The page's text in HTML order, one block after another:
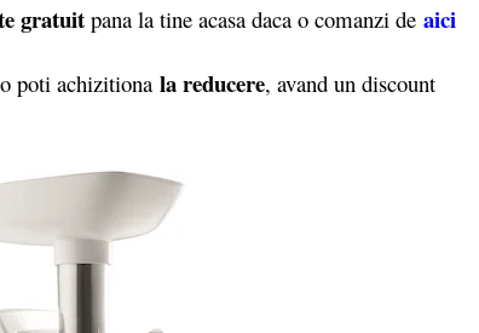
gratuit pana la tine acasa daca o comanzi de aici
poti achizitiona la reducere, avand un discount